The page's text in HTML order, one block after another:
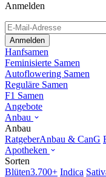
Anmelden
Anmelden
Hanfsamen
Feminisierte Samen
Autoflowering Samen
Reguläre Samen
F1 Samen
Angebote
Anbau
Anbau
RatgeberAnbau & CanG
Apotheken
Sorten
Blüten3.700+ Indica